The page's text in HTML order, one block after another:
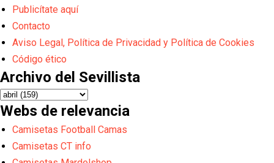
Publicítate aquí
Contacto
Aviso Legal, Política de Privacidad y Política de Cookies
Código ético
Archivo del Sevillista
Webs de relevancia
Camisetas Football Camas
Camisetas CT info